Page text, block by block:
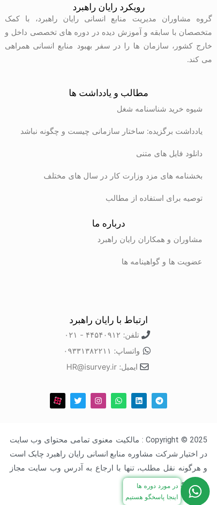
رویکرد رایان راهبرد
گروه مشاوران مدیریت منابع انسانی رایان راهبرد، با کمک
متخصصان با سابقه و آموزش دیده در دوره های تخصصی داخل و
خارج کشور، سازمان ها را در سفر بهبود منابع انسانی همراهی
می کند.
مطالب و یادداشت ها
شیوه خرید شناسنامه شغل
یادداشت برگزیده: ساختار سازمانی چیست و چگونه نباشد
دانلود فایل های متنی
بخشنامه های مزد وزارت کار در سال های مختلف
توصیه برای استفاده از مطالب
درباره ما
مشاوران و همکاران رایان راهبرد
عضویت ها و گواهینامه ها
ارتباط با رایان راهبرد
تلفن: ۴۴۵۴۰۹۱۲ - ۰۲۱
واتساپ: ۰۹۳۳۱۳۸۲۲۱۱
ایمیل: HR@isurvey.ir
Copyright © 2025 : مالکیت معنوی تمامی محتوای وب سایت
در اختیار شرکت مشاوره منابع انسانی رایان راهبرد چابک است
و هرگونه نقل مطلب، تنها با ارجاع به آدرس وب سایت مجاز
خواهد بود.در مورد دوره ها
اینجا پاسخگو هستیم